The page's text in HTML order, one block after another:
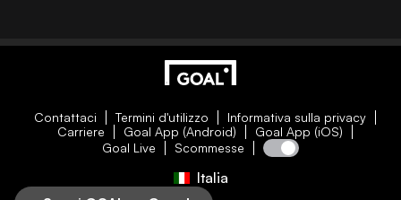
Contattaci Termini d'utilizzo
Informativa sulla privacy
Carriere
Goal App (Android)
Goal App (iOS)
Goal Live
Scommesse
Italia